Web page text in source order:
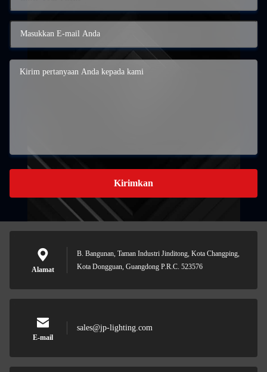
Kirimkan
Alamat
B. Bangunan, Taman Industri Jinditong, Kota Changping,
Kota Dongguan, Guangdong P.R.C. 523576
E-mail
sales@jp-lighting.com